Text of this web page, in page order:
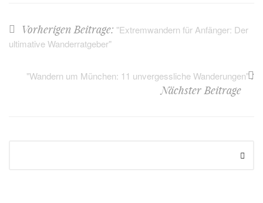
Vorherigen Beitrage: "Extremwandern für Anfänger: Der
ultimative Wanderratgeber"
"Wandern um München: 11 unvergessliche Wanderungen":
Nächster Beitrage